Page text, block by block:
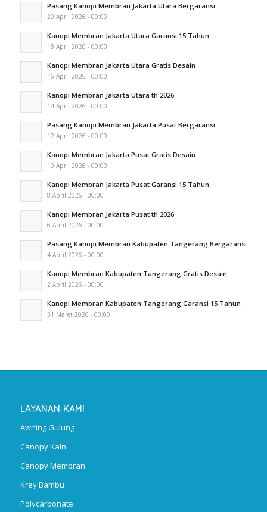
Pasang Kanopi Membran Jakarta Utara Bergaransi
20 April 2026 - 00:00
Kanopi Membran Jakarta Utara Garansi 15 Tahun
18 April 2026 - 00:00
Kanopi Membran Jakarta Utara Gratis Desain
16 April 2026 - 00:00
Kanopi Membran Jakarta Utara th 2026
14 April 2026 - 00:00
Pasang Kanopi Membran Jakarta Pusat Bergaransi
12 April 2026 - 00:00
Kanopi Membran Jakarta Pusat Gratis Desain
10 April 2026 - 00:00
Kanopi Membran Jakarta Pusat Garansi 15 Tahun
8 April 2026 - 00:00
Kanopi Membran Jakarta Pusat th 2026
6 April 2026 - 00:00
Pasang Kanopi Membran Kabupaten Tangerang Bergaransi
4 April 2026 - 00:00
Kanopi Membran Kabupaten Tangerang Gratis Desain
2 April 2026 - 00:00
Kanopi Membran Kabupaten Tangerang Garansi 15 Tahun
31 Maret 2026 - 00:00
LAYANAN KAMI
Awning Gulung
Canopy Kain
Canopy Membran
Krey Bambu
Polycarbonate